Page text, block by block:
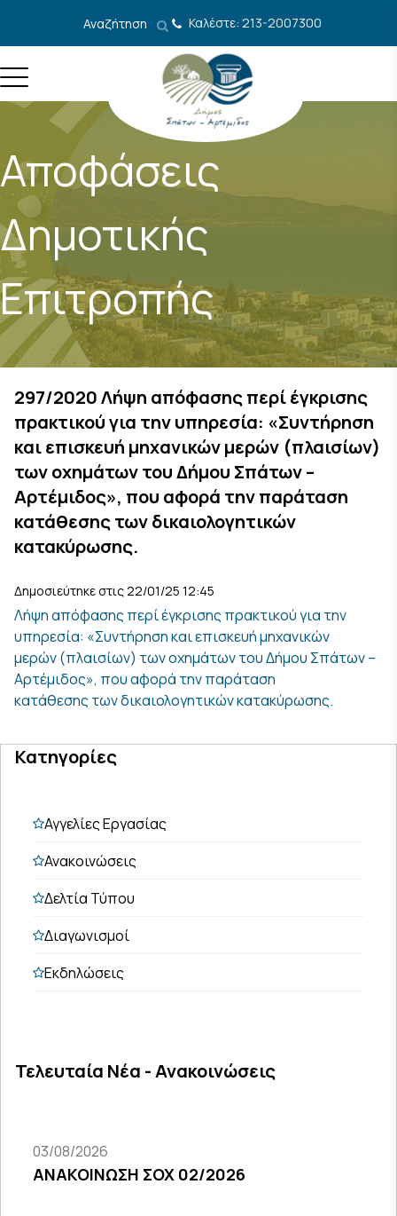
Αναζήτηση Καλέστε: 213-2007300
Αποφάσεις
Δημοτικής
Επιτροπής
297/2020 Λήψη απόφασης περί έγκρισης
πρακτικού για την υπηρεσία: «Συντήρηση
και επισκευή μηχανικών μερών (πλαισίων)
των οχημάτων του Δήμου Σπάτων –
Αρτέμιδος», που αφορά την παράταση
κατάθεσης των δικαιολογητικών
κατακύρωσης.
Δημοσιεύτηκε στις 22/01/25 12:45
Λήψη απόφασης περί έγκρισης πρακτικού για την
υπηρεσία: «Συντήρηση και επισκευή μηχανικών
μερών (πλαισίων) των οχημάτων του Δήμου Σπάτων –
Αρτέμιδος», που αφορά την παράταση
κατάθεσης των δικαιολογητικών κατακύρωσης.
Κατηγορίες
Αγγελίες Εργασίας
Ανακοινώσεις
Δελτία Τύπου
Διαγωνισμοί
Εκδηλώσεις
Τελευταία Νέα - Ανακοινώσεις
03/08/2026
ΑΝΑΚΟΙΝΩΣΗ ΣΟΧ 02/2026